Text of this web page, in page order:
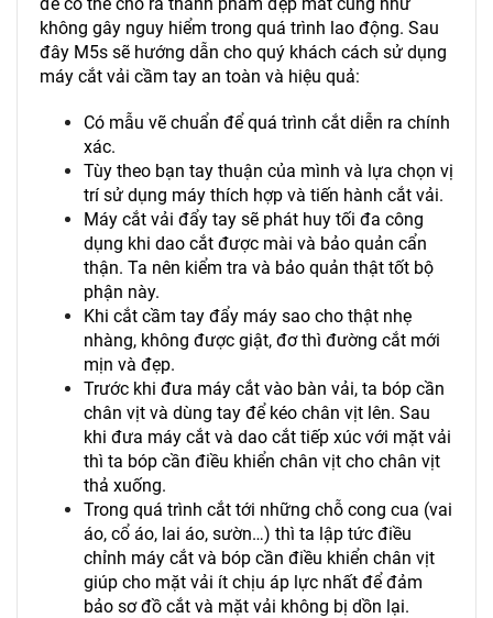
không gây nguy hiểm trong quá trình lao động. Sau
đây M5s sẽ hướng dẫn cho quý khách cách sử dụng
máy cắt vải cầm tay an toàn và hiệu quả:
Có mẫu vẽ chuẩn để quá trình cắt diễn ra chính
xác.
Tùy theo bạn tay thuận của mình và lựa chọn vị
trí sử dụng máy thích hợp và tiến hành cắt vải.
Máy cắt vải đẩy tay sẽ phát huy tối đa công
dụng khi dao cắt được mài và bảo quản cẩn
thận. Ta nên kiểm tra và bảo quản thật tốt bộ
phận này.
Khi cắt cầm tay đẩy máy sao cho thật nhẹ
nhàng, không được giật, đơ thì đường cắt mới
mịn và đẹp.
Trước khi đưa máy cắt vào bàn vải, ta bóp cần
chân vịt và dùng tay để kéo chân vịt lên. Sau
khi đưa máy cắt và dao cắt tiếp xúc với mặt vải
thì ta bóp cần điều khiển chân vịt cho chân vịt
thả xuống.
Trong quá trình cắt tới những chỗ cong cua (vai
áo, cổ áo, lai áo, sườn…) thì ta lập tức điều
chỉnh máy cắt và bóp cần điều khiển chân vịt
giúp cho mặt vải ít chịu áp lực nhất để đảm
bảo sơ đồ cắt và mặt vải không bị dồn lại.